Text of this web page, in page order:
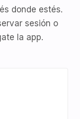
donde estés.
sesión o
la app.